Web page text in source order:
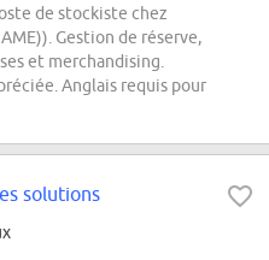
de stockiste chez
Gestion de réserve,
et merchandising.
Anglais requis pour
solutions